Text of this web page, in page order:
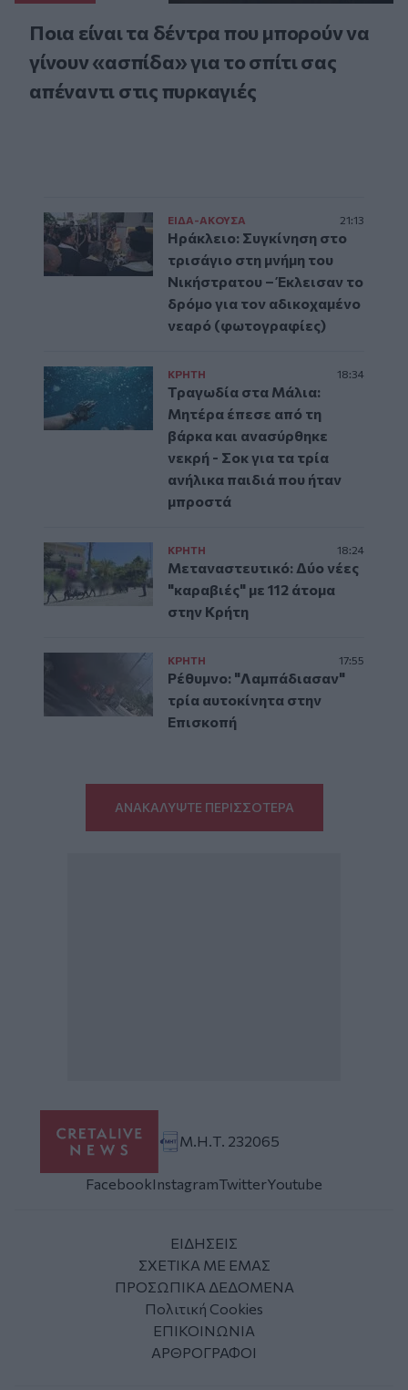
Ποια είναι τα δέντρα που μπορούν να
γίνουν «ασπίδα» για το σπίτι σας
απέναντι στις πυρκαγιές
ΕΙΔΑ-ΑΚΟΥΣΑ 21:13
Ηράκλειο: Συγκίνηση στο
τρισάγιο στη μνήμη του
Νικήστρατου – Έκλεισαν το
δρόμο για τον αδικοχαμένο
νεαρό (φωτογραφίες)
ΚΡΗΤΗ 18:34
Τραγωδία στα Μάλια:
Μητέρα έπεσε από τη
βάρκα και ανασύρθηκε
νεκρή - Σοκ για τα τρία
ανήλικα παιδιά που ήταν
μπροστά
ΚΡΗΤΗ 18:24
Μεταναστευτικό: Δύο νέες
"καραβιές" με 112 άτομα
στην Κρήτη
ΚΡΗΤΗ 17:55
Ρέθυμνο: "Λαμπάδιασαν"
τρία αυτοκίνητα στην
Επισκοπή
ΑΝΑΚΑΛΥΨΤΕ ΠΕΡΙΣΣΟΤΕΡΑ
Μ.Η.Τ. 232065
FacebookInstagramTwitterYoutube
ΕΙΔΗΣΕΙΣ
ΣΧΕΤΙΚΑ ΜΕ ΕΜΑΣ
ΠΡΟΣΩΠΙΚΑ ΔΕΔΟΜΕΝΑ
Πολιτική Cookies
ΕΠΙΚΟΙΝΩΝΙΑ
ΑΡΘΡΟΓΡΑΦΟΙ